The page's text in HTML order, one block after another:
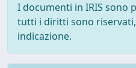
I documenti in IRIS sono
tutti i diritti sono
indicazione.